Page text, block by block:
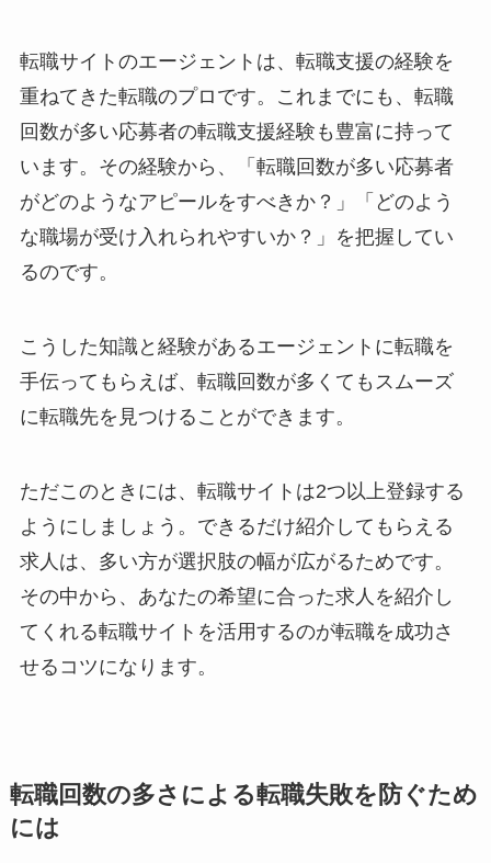
転職サイトのエージェントは、転職支援の経験を
重ねてきた転職のプロです。これまでにも、転職
回数が多い応募者の転職支援経験も豊富に持って
います。その経験から、「転職回数が多い応募者
がどのようなアピールをすべきか？」「どのよう
な職場が受け入れられやすいか？」を把握してい
るのです。
こうした知識と経験があるエージェントに転職を
手伝ってもらえば、転職回数が多くてもスムーズ
に転職先を見つけることができます。
ただこのときには、転職サイトは2つ以上登録する
ようにしましょう。できるだけ紹介してもらえる
求人は、多い方が選択肢の幅が広がるためです。
その中から、あなたの希望に合った求人を紹介し
てくれる転職サイトを活用するのが転職を成功さ
せるコツになります。
転職回数の多さによる転職失敗を防ぐため
には